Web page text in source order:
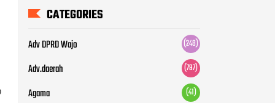
Daerah
(266)
(47)